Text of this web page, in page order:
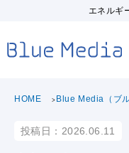
エネルギ
HOME Blue Media（ブ
投稿日：2026.06.11